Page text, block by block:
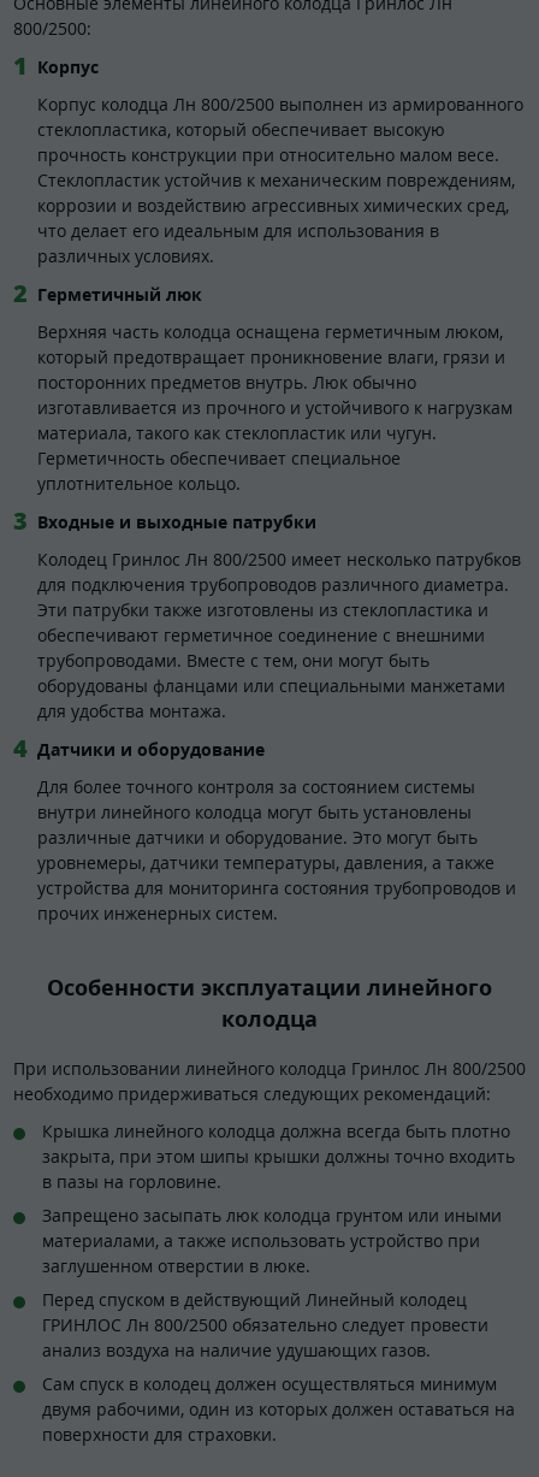
800/2500:
Корпус
Корпус колодца Лн 800/2500 выполнен из армированного
стеклопластика, который обеспечивает высокую
прочность конструкции при относительно малом весе.
Стеклопластик устойчив к механическим повреждениям,
коррозии и воздействию агрессивных химических сред,
что делает его идеальным для использования в
различных условиях.
Герметичный люк
Верхняя часть колодца оснащена герметичным люком,
который предотвращает проникновение влаги, грязи и
посторонних предметов внутрь. Люк обычно
изготавливается из прочного и устойчивого к нагрузкам
материала, такого как стеклопластик или чугун.
Герметичность обеспечивает специальное
уплотнительное кольцо.
Входные и выходные патрубки
Колодец Гринлос Лн 800/2500 имеет несколько патрубков
для подключения трубопроводов различного диаметра.
Эти патрубки также изготовлены из стеклопластика и
обеспечивают герметичное соединение с внешними
трубопроводами. Вместе с тем, они могут быть
оборудованы фланцами или специальными манжетами
для удобства монтажа.
Датчики и оборудование
Для более точного контроля за состоянием системы
внутри линейного колодца могут быть установлены
различные датчики и оборудование. Это могут быть
уровнемеры, датчики температуры, давления, а также
устройства для мониторинга состояния трубопроводов и
прочих инженерных систем.
Особенности эксплуатации линейного
колодца
При использовании линейного колодца Гринлос Лн 800/2500
необходимо придерживаться следующих рекомендаций:
Крышка линейного колодца должна всегда быть плотно
закрыта, при этом шипы крышки должны точно входить
в пазы на горловине.
Запрещено засыпать люк колодца грунтом или иными
материалами, а также использовать устройство при
заглушенном отверстии в люке.
Перед спуском в действующий Линейный колодец
ГРИНЛОС Лн 800/2500 обязательно следует провести
анализ воздуха на наличие удушающих газов.
Сам спуск в колодец должен осуществляться минимум
двумя рабочими, один из которых должен оставаться на
поверхности для страховки.